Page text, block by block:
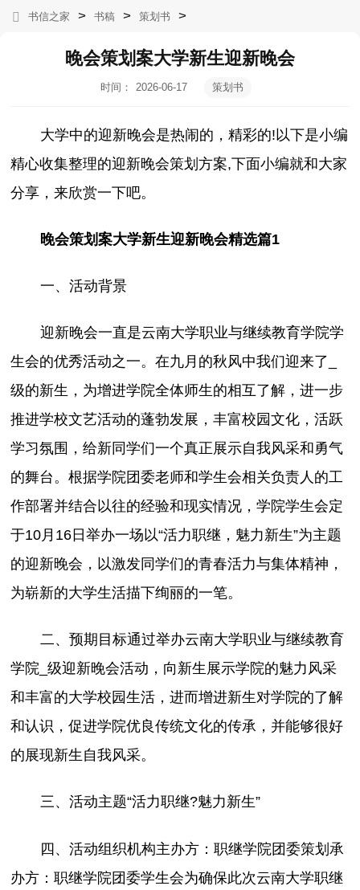
书信之家 > 书稿 > 策划书 >
晚会策划案大学新生迎新晚会
时间：
2026-06-17
策划书
大学中的迎新晚会是热闹的，精彩的!以下是小编
精心收集整理的迎新晚会策划方案,下面小编就和大家
分享，来欣赏一下吧。
晚会策划案大学新生迎新晚会精选篇1
一、活动背景
迎新晚会一直是云南大学职业与继续教育学院学
生会的优秀活动之一。在九月的秋风中我们迎来了_
级的新生，为增进学院全体师生的相互了解，进一步
推进学校文艺活动的蓬勃发展，丰富校园文化，活跃
学习氛围，给新同学们一个真正展示自我风采和勇气
的舞台。根据学院团委老师和学生会相关负责人的工
作部署并结合以往的经验和现实情况，学院学生会定
于10月16日举办一场以“活力职继，魅力新生”为主题
的迎新晚会，以激发同学们的青春活力与集体精神，
为崭新的大学生活描下绚丽的一笔。
二、预期目标通过举办云南大学职业与继续教育
学院_级迎新晚会活动，向新生展示学院的魅力风采
和丰富的大学校园生活，进而增进新生对学院的了解
和认识，促进学院优良传统文化的传承，并能够很好
的展现新生自我风采。
三、活动主题“活力职继?魅力新生”
四、活动组织机构主办方：职继学院团委策划承
办方：职继学院团委学生会为确保此次云南大学职继